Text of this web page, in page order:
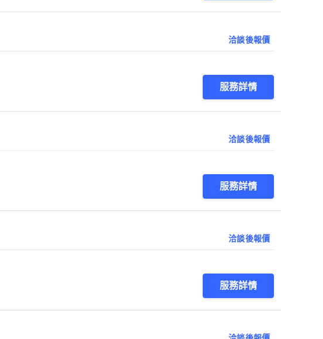
洽談後報價
服務詳情
洽談後報價
服務詳情
洽談後報價
服務詳情